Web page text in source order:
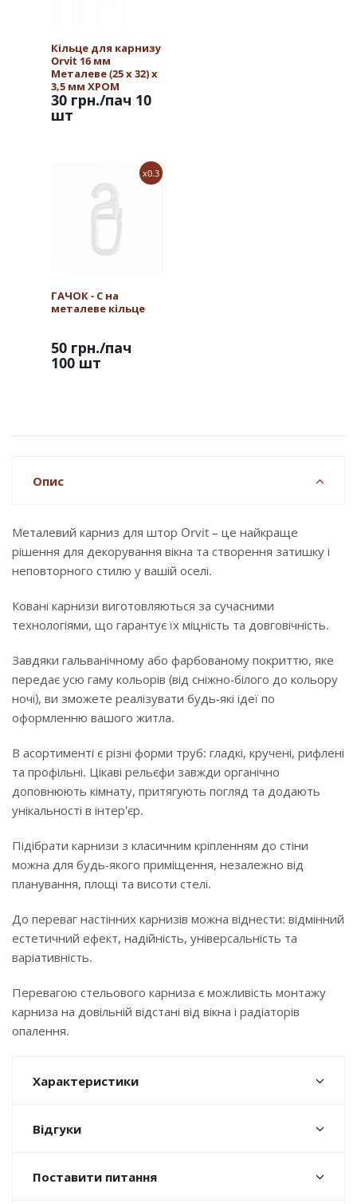
Кільце для карнизу
Orvit 16 мм
Металеве (25 х 32) х
3,5 мм ХРОМ
30 грн./пач 10
шт
x0.3
ГАЧОК - С на
металеве кільце
50 грн./пач
100 шт
Опис
Металевий карниз для штор Orvit – це найкраще
рішення для декорування вікна та створення затишку і
неповторного стилю у вашій оселі.
Ковані карнизи виготовляються за сучасними
технологіями, що гарантує їх міцність та довговічність.
Завдяки гальванічному або фарбованому покриттю, яке
передає усю гаму кольорів (від сніжно-білого до кольору
ночі), ви зможете реалізувати будь-які ідеї по
оформленню вашого житла.
В асортименті є різні форми труб: гладкі, кручені, рифлені
та профільні. Цікаві рельєфи завжди органічно
доповнюють кімнату, притягують погляд та додають
унікальності в інтер'єр.
Підібрати карнизи з класичним кріпленням до стіни
можна для будь-якого приміщення, незалежно від
планування, площі та висоти стелі.
До переваг настінних карнизів можна віднести: відмінний
естетичний ефект, надійність, універсальність та
варіативність.
Перевагою стельового карниза є можливість монтажу
карниза на довільній відстані від вікна і радіаторів
опалення.
Характеристики
Відгуки
Поставити питання